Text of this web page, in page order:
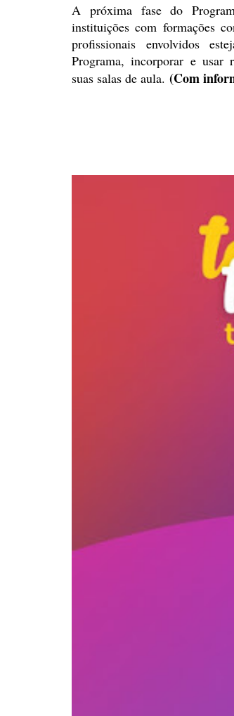
A próxima fase do
instituições com formações
profissionais envolvidos
Programa, incorporar e usar
suas salas de aula. (Com